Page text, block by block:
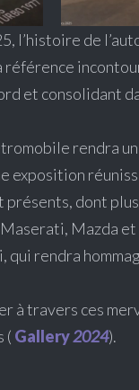
l’histoire de
référence
et consolidant
rendra
exposition
dont
Mazda
rendra
à travers ces
( Gallery2024).